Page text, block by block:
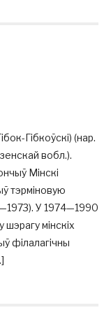
Гібкоўскі) (нар.
вобл.).
Мінскі
тэрміновую
У 1974—1990
мінскіх
філалагічны